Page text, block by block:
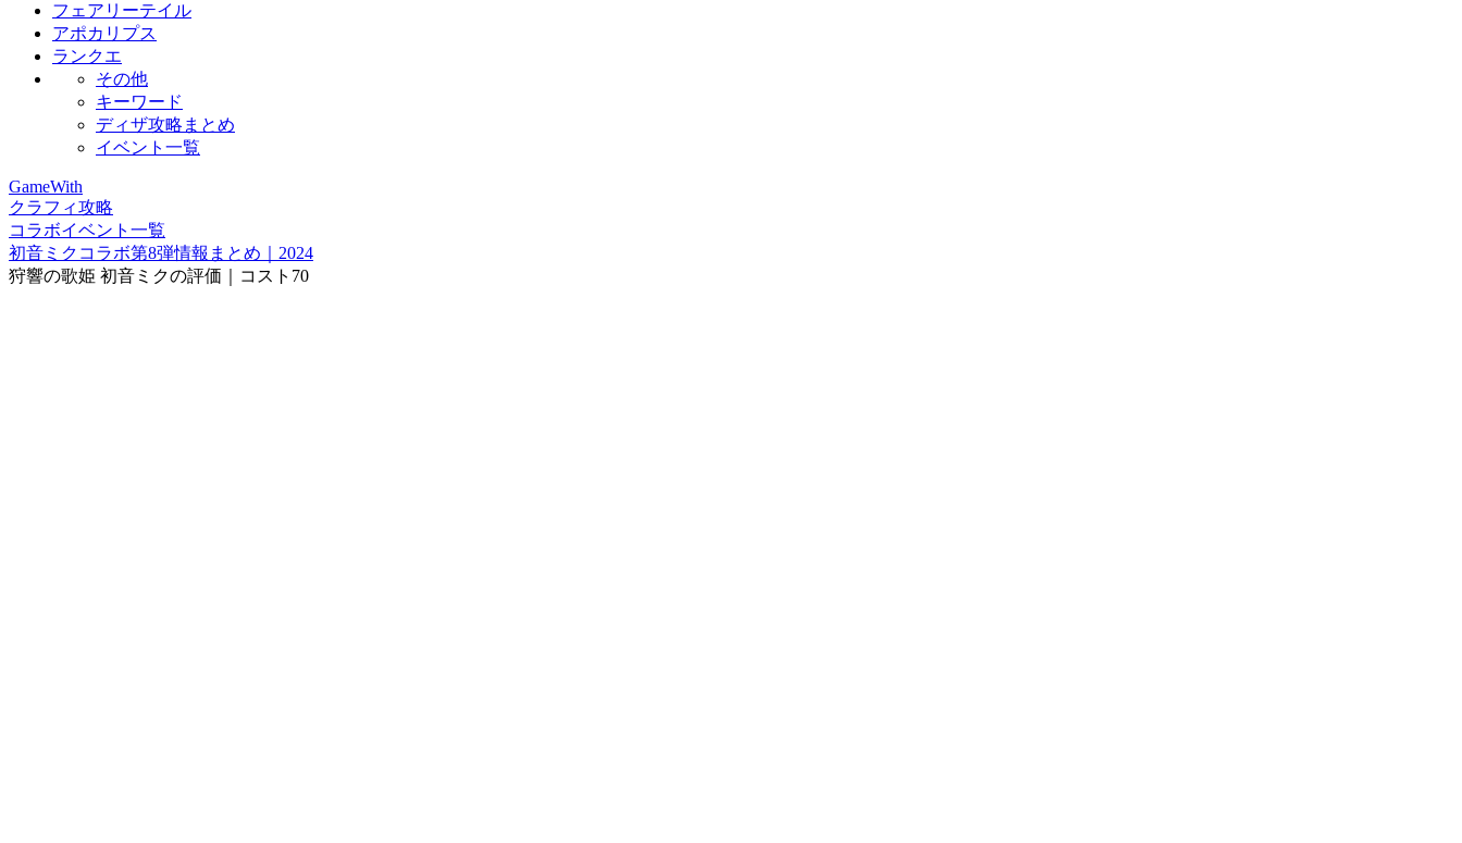
フェアリーテイル
アポカリプス
ランクエ
その他
キーワード
ディザ攻略まとめ
イベント一覧
GameWith
クラフィ攻略
コラボイベント一覧
初音ミクコラボ第8弾情報まとめ｜2024
狩響の歌姫 初音ミクの評価｜コスト70